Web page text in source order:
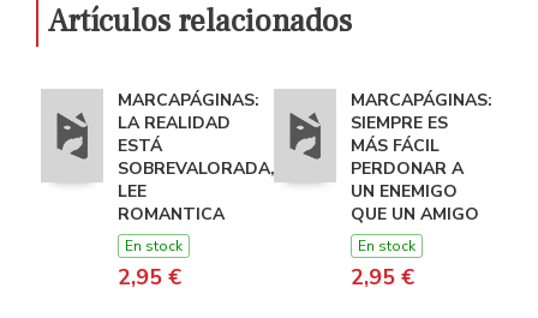
Artículos relacionados
MARCAPÁGINAS:
LA REALIDAD
ESTÁ
SOBREVALORADA,
LEE
ROMANTICA
En stock
2,95 €
MARCAPÁGINAS:
SIEMPRE ES
MÁS FÁCIL
PERDONAR A
UN ENEMIGO
QUE UN AMIGO
En stock
2,95 €